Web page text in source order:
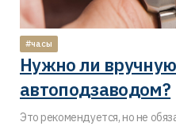
#часы
Нужно ли
автоподзаводом?
Это рекомендуется, но не